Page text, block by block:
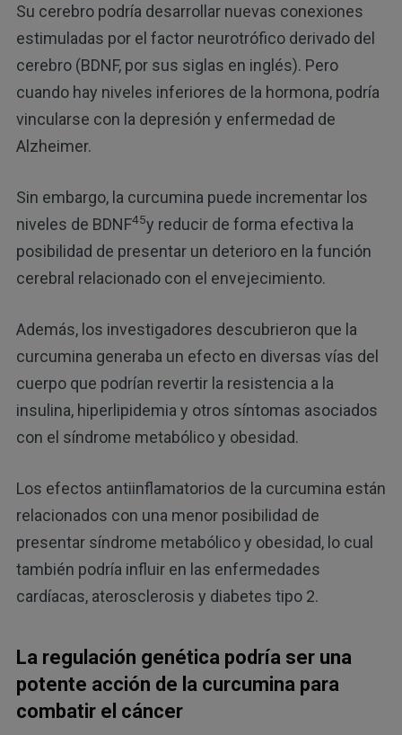
Su cerebro podría desarrollar nuevas conexiones
estimuladas por el factor neurotrófico derivado del
cerebro (BDNF, por sus siglas en inglés). Pero
cuando hay niveles inferiores de la hormona, podría
vincularse con la depresión y enfermedad de
Alzheimer.
Sin embargo, la curcumina puede incrementar los
niveles de BDNF45y reducir de forma efectiva la
posibilidad de presentar un deterioro en la función
cerebral relacionado con el envejecimiento.
Además, los investigadores descubrieron que la
curcumina generaba un efecto en diversas vías del
cuerpo que podrían revertir la resistencia a la
insulina, hiperlipidemia y otros síntomas asociados
con el síndrome metabólico y obesidad.
Los efectos antiinflamatorios de la curcumina están
relacionados con una menor posibilidad de
presentar síndrome metabólico y obesidad, lo cual
también podría influir en las enfermedades
cardíacas, aterosclerosis y diabetes tipo 2.
La regulación genética podría ser una
potente acción de la curcumina para
combatir el cáncer